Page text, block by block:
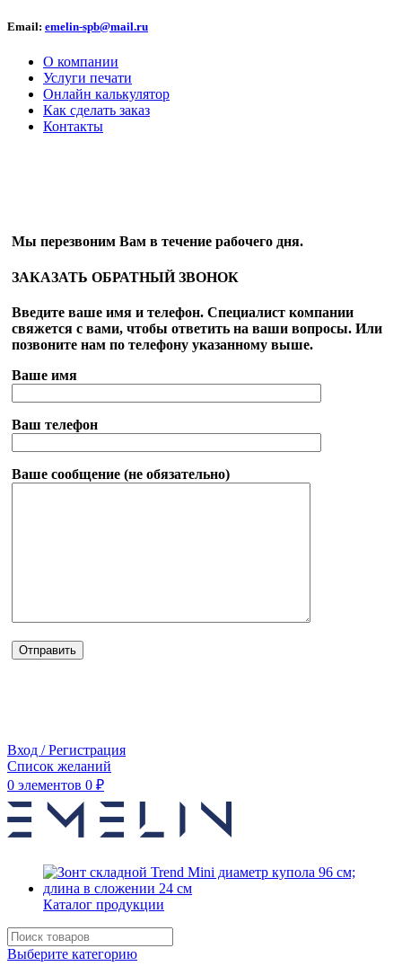
Email: emelin-spb@mail.ru
О компании
Услуги печати
Онлайн калькулятор
Как сделать заказ
Контакты
Мы перезвоним Вам в течение рабочего дня.
ЗАКАЗАТЬ ОБРАТНЫЙ ЗВОНОК
Введите ваше имя и телефон. Специалист компании
свяжется с вами, чтобы ответить на ваши вопросы. Или
позвоните нам по телефону указанному выше.
Ваше имя
Ваш телефон
Ваше сообщение (не обязательно)
Вход / Регистрация
Список желаний
0 элементов 0 ₽
Каталог продукции
Выберите категорию